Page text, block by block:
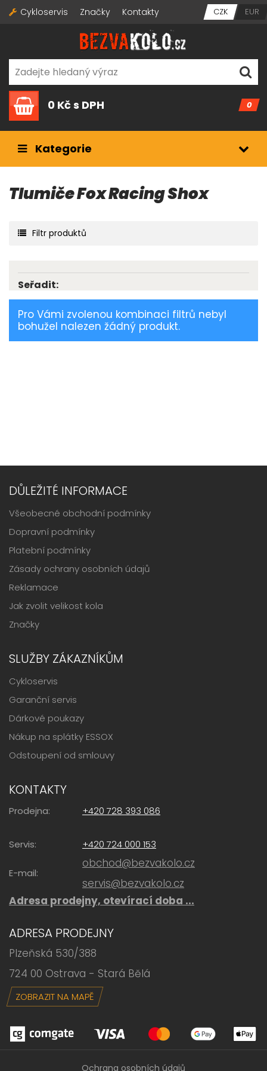
Cykloservis Značky Kontakty CZK EUR
0
0 Kčs DPH
Kategorie
Tlumiče Fox Racing Shox
Filtr produktů
Seřadit:
Pro Vámi zvolenou kombinaci filtrů nebyl
bohužel nalezen žádný produkt.
DŮLEŽITÉ INFORMACE
Všeobecné obchodní podmínky
Dopravní podmínky
Platební podmínky
Zásady ochrany osobních údajů
Reklamace
Jak zvolit velikost kola
Značky
SLUŽBY ZÁKAZNÍKŮM
Cykloservis
Garanční servis
Dárkové poukazy
Nákup na splátky ESSOX
Odstoupení od smlouvy
KONTAKTY
Prodejna: +420 728 393 086
Servis: +420 724 000 153
E-mail:
obchod@bezvakolo.cz
servis@bezvakolo.cz
Adresa prodejny, otevírací doba ...
ADRESA PRODEJNY
Plzeňská 530/388
724 00 Ostrava - Stará Bělá
ZOBRAZIT NA MAPĚ
Ochrana osobních údajů